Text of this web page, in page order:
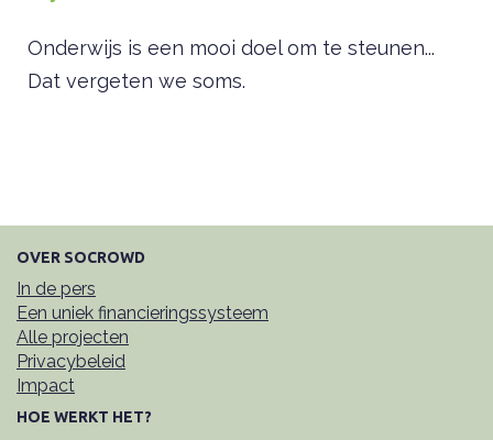
Onderwijs is een mooi doel om te steunen...
Dat vergeten we soms.
OVER SOCROWD
In de pers
Een uniek financieringssysteem
Alle projecten
Privacybeleid
Impact
HOE WERKT HET?